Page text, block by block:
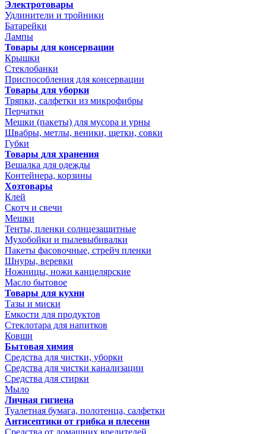
Электротовары
Удлинители и тройники
Батарейки
Лампы
Товары для консервации
Крышки
Стеклобанки
Приспособления для консервации
Товары для уборки
Тряпки, салфетки из микрофибры
Перчатки
Мешки (пакеты) для мусора и урны
Швабры, метлы, веники, щетки, совки
Губки
Товары для хранения
Вешалка для одежды
Контейнера, корзины
Хозтовары
Клей
Скотч и свечи
Мешки
Тенты, пленки солнцезащитные
Мухобойки и пылевыбивалки
Пакеты фасовочные, стрейч пленки
Шнуры, веревки
Ножницы, ножи канцелярские
Масло бытовое
Товары для кухни
Тазы и миски
Емкости для продуктов
Стеклотара для напитков
Ковши
Бытовая химия
Средства для чистки, уборки
Средства для чистки канализации
Средства для стирки
Мыло
Личная гигиена
Туалетная бумага, полотенца, салфетки
Антисептики от грибка и плесени
Средства от домашних вредителей